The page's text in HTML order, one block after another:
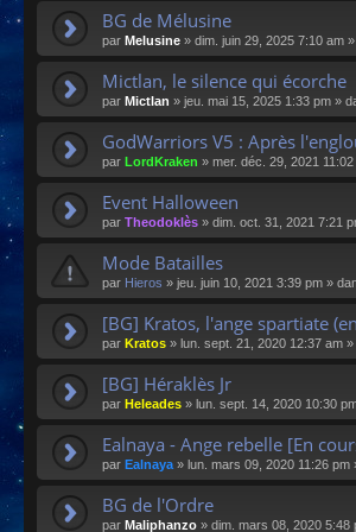
BG de Mélusine
par Melusine » dim. juin 29, 2025 7:10 am
Mictlan, le silence qui écorche
par Mictlan » jeu. mai 15, 2025 1:33 pm »
GodWarriors V5 : Après
par LordKraken » mer. déc. 29, 2021 11:02
Event Halloween
par Theodoklès » dim. oct. 31, 2021 7:21
Mode Batailles
par Hieros » jeu. juin 10, 2021 3:39 pm »
[BG] Kratos, l'ange spartiate
par Kratos » lun. sept. 21, 2020 12:37 am »
[BG] Héraklès Jr
par Heleades » lun. sept. 14, 2020 10:30
Ealnaya - Ange rebelle [En
par Ealnaya» lun. mars 09, 2020 11:26 pm
BG de l'Ordre
par Maliphanzo » dim. mars 08, 2020 5:48